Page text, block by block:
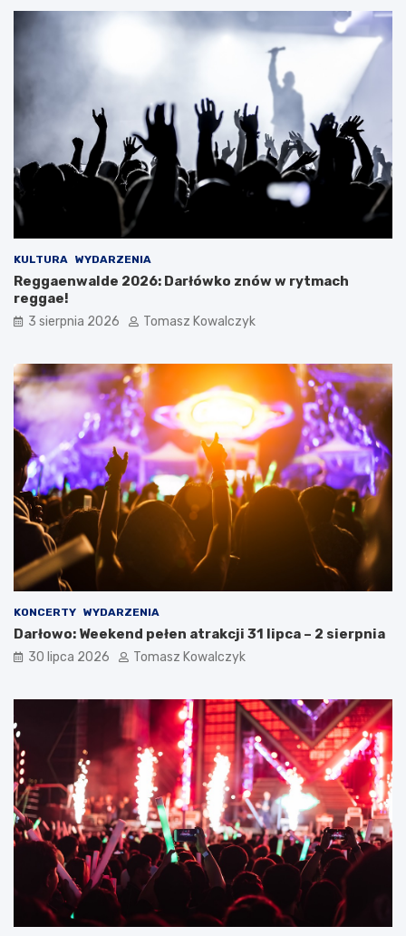
KULTURA WYDARZENIA
Reggaenwalde 2026: Darłówko znów w rytmach
reggae!
3 sierpnia 2026 Tomasz Kowalczyk
KONCERTY WYDARZENIA
Darłowo: Weekend pełen atrakcji 31 lipca – 2 sierpnia
30 lipca 2026 Tomasz Kowalczyk